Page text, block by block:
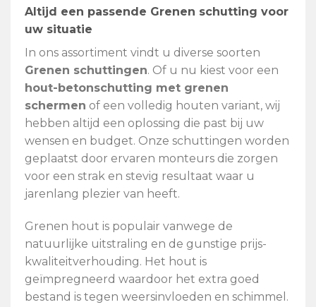
Altijd een passende Grenen schutting voor
uw situatie
In ons assortiment vindt u diverse soorten
Grenen schuttingen. Of u nu kiest voor een
hout-betonschutting met grenen
schermen of een volledig houten variant, wij
hebben altijd een oplossing die past bij uw
wensen en budget. Onze schuttingen worden
geplaatst door ervaren monteurs die zorgen
voor een strak en stevig resultaat waar u
jarenlang plezier van heeft.
Grenen hout is populair vanwege de
natuurlijke uitstraling en de gunstige prijs-
kwaliteitverhouding. Het hout is
geïmpregneerd waardoor het extra goed
bestand is tegen weersinvloeden en schimmel.